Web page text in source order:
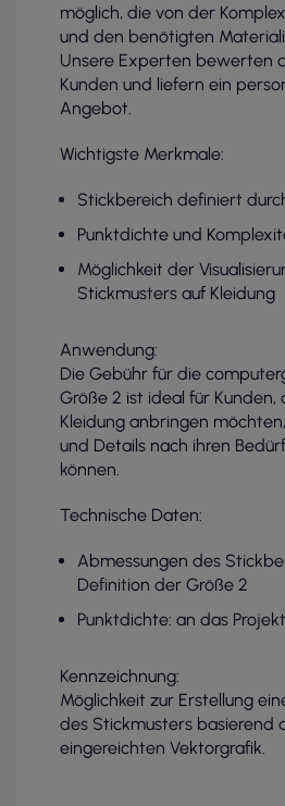
möglich, die von der
und den benötigten
Unsere Experten bewerten
Kunden und liefern ein
Angebot.
Wichtigste Merkmale:
Stickbereich definiert
Punktdichte und
Möglichkeit der
Stickmusters auf Kleidung
Anwendung:
Die Gebühr für die
Größe 2 ist ideal für Kunden,
Kleidung anbringen
und Details nach ihren
können.
Technische Daten:
Abmessungen des
Definition der Größe 2
Punktdichte: an das
Kennzeichnung:
Möglichkeit zur Erstellung
des Stickmusters basierend
eingereichten Vektorgrafik.